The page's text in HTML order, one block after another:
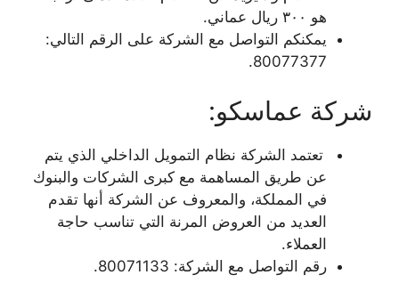
هو ٣٠٠ ريال عماني.
يمكنكم التواصل مع الشركة على الرقم التالي:
80077377.
شركة عماسكو:
تعتمد الشركة نظام التمويل الداخلي الذي يتم
عن طريق المساهمة مع كبرى الشركات والبنوك
في المملكة، والمعروف عن الشركة أنها تقدم
العديد من العروض المرنة التي تناسب حاجة
العملاء.
رقم التواصل مع الشركة: 80071133.